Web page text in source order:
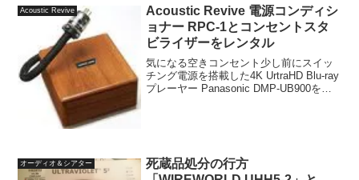
手軽に空き端子に追加できるアクセサリ
で...
Acoustic Revive
Acoustic Revive 電源コンディシ
ョナー RPC-1とコンセントスタ
ビライザーをレンタル
気になる空きコンセント少し前にスイッ
チング電源を搭載した4K UrtraHD Blu-ray
プレーヤー Panasonic DMP-UB900をア
オーディオ＆シアター
死蔵品処分の行方